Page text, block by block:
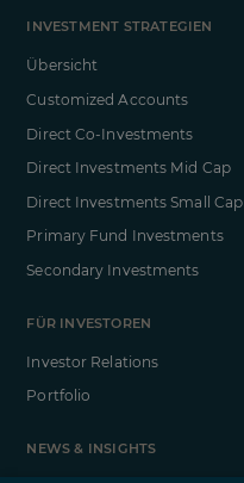
INVESTMENT STRATEGIEN
Übersicht
Customized Accounts
Direct Co-Investments
Direct Investments Mid Cap
Direct Investments Small Cap
Primary Fund Investments
Secondary Investments
FÜR INVESTOREN
Investor Relations
Portfolio
NEWS & INSIGHTS